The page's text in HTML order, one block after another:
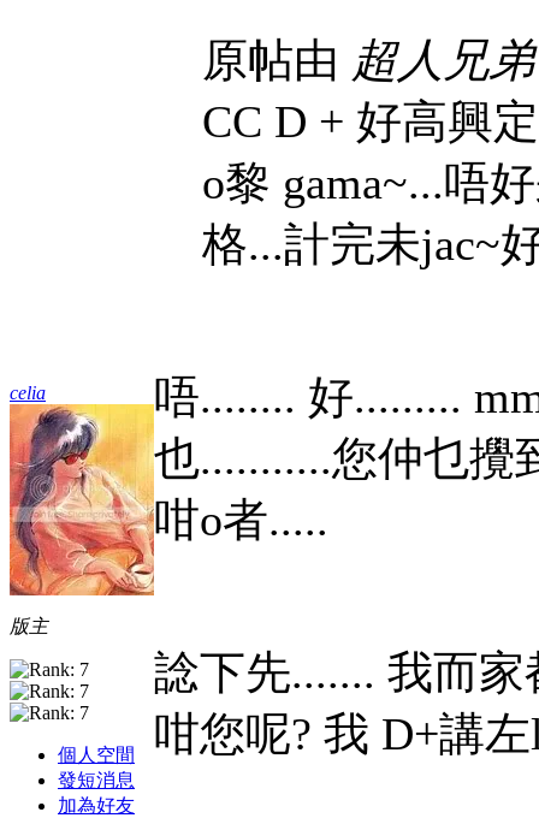
celia
版主
個人空間
發短消息
加為好友
原帖由 超人兄弟
CC D + 好高興
o黎 gama~...唔
格...計完未jac~
唔........ 好.........
也...........您仲乜攪
咁o者.....
諗下先....... 我而家
咁您呢? 我 D+講